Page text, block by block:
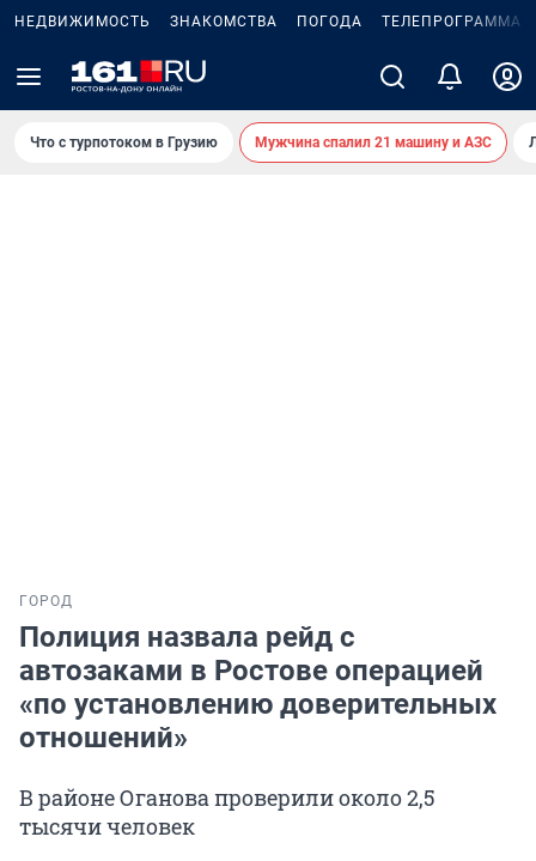
НЕДВИЖИМОСТЬ ЗНАКОМСТВА ПОГОДА ТЕЛЕПРОГРАММА
Что с турпотоком в Грузию Мужчина спалил 21 машину и АЗС
ГОРОД
Полиция назвала рейд с
автозаками в Ростове операцией
«по установлению доверительных
отношений»
В районе Оганова проверили около 2,5
тысячи человек